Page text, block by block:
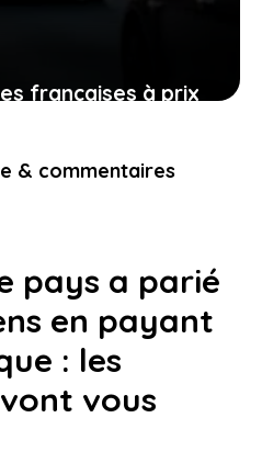
françaises à prix
& commentaires
pays a parié
en payant
: les
vous